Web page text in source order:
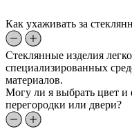
Как ухаживать за
Стеклянные изделия
специализированных
материалов.
Могу ли я выбрать цвет и
перегородки или двери?